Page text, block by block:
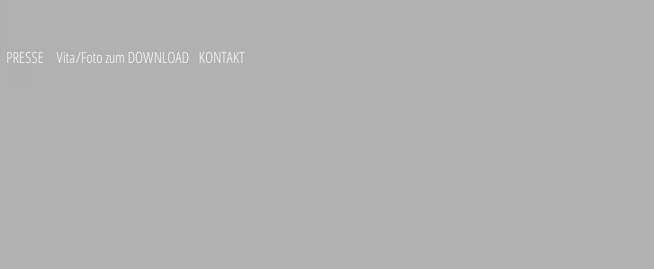
PRESSE Vita/Foto zum DOWNLOAD KONTAKT